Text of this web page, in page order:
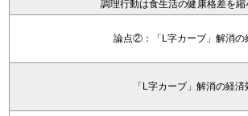
調理行動は食生活の健康格差を
論点②：「L字カーブ」解消の
「L字カーブ」解消の経